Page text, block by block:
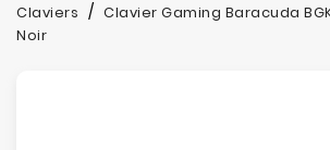
Téléphonie
Claviers
Clavier Gaming Baracuda
Noir